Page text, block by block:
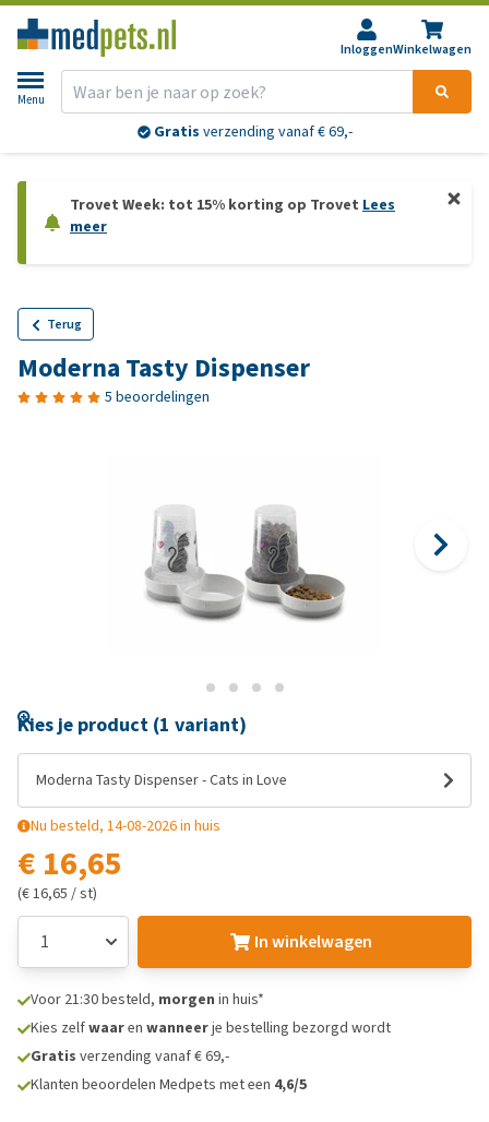
InloggenWinkelwagen
Menu
Gratis verzending vanaf € 69,-
Trovet Week: tot 15% korting op Trovet Lees
meer
Terug
Moderna Tasty Dispenser
5 beoordelingen
Kies je product (1 variant)
Moderna Tasty Dispenser - Cats in Love
Nu besteld, 14-08-2026 in huis
€ 16,65
(€ 16,65 / st)
In winkelwagen
Voor 21:30 besteld, morgen in huis*
Kies zelfwaaren wanneerje bestelling bezorgd wordt
Gratis verzending vanaf € 69,-
Klanten beoordelen Medpets met een 4,6/5